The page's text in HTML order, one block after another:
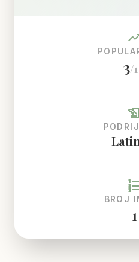
3/
history_edu
format_list_numbered
BROJ
1